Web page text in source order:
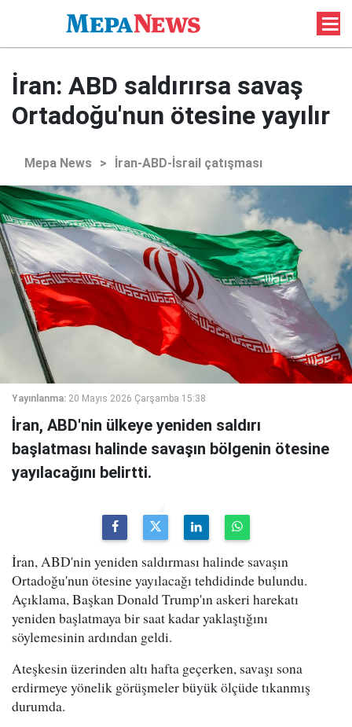
İran: ABD saldırırsa savaş
Ortadoğu'nun ötesine yayılır
Mepa News > İran-ABD-İsrail çatışması
Yayınlanma: 20 Mayıs 2026 Çarşamba 15:38
İran, ABD'nin ülkeye yeniden saldırı
başlatması halinde savaşın bölgenin ötesine
yayılacağını belirtti.
İran, ABD'nin yeniden saldırması halinde savaşın
Ortadoğu'nun ötesine yayılacağı tehdidinde bulundu.
Açıklama, Başkan Donald Trump'ın askeri harekatı
yeniden başlatmaya bir saat kadar yaklaştığını
söylemesinin ardından geldi.
Ateşkesin üzerinden altı hafta geçerken, savaşı sona
erdirmeye yönelik görüşmeler büyük ölçüde tıkanmış
durumda.